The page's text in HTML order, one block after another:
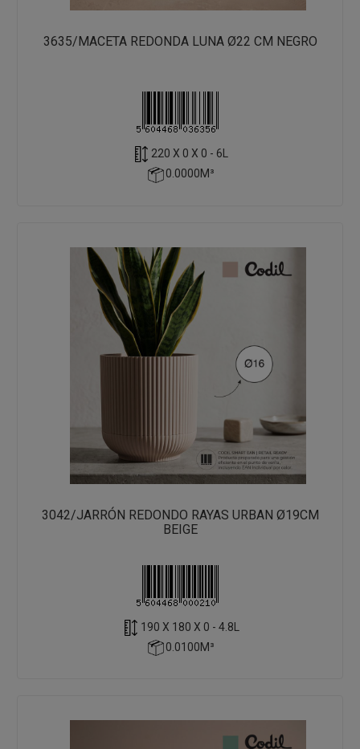
3635/MACETA REDONDA LUNA Ø22 CM NEGRO
220 X 0 X 0 - 6L
0.0000M³
3042/JARRÓN REDONDO RAYAS URBAN Ø19CM
BEIGE
190 X 180 X 0 - 4.8L
0.0100M³